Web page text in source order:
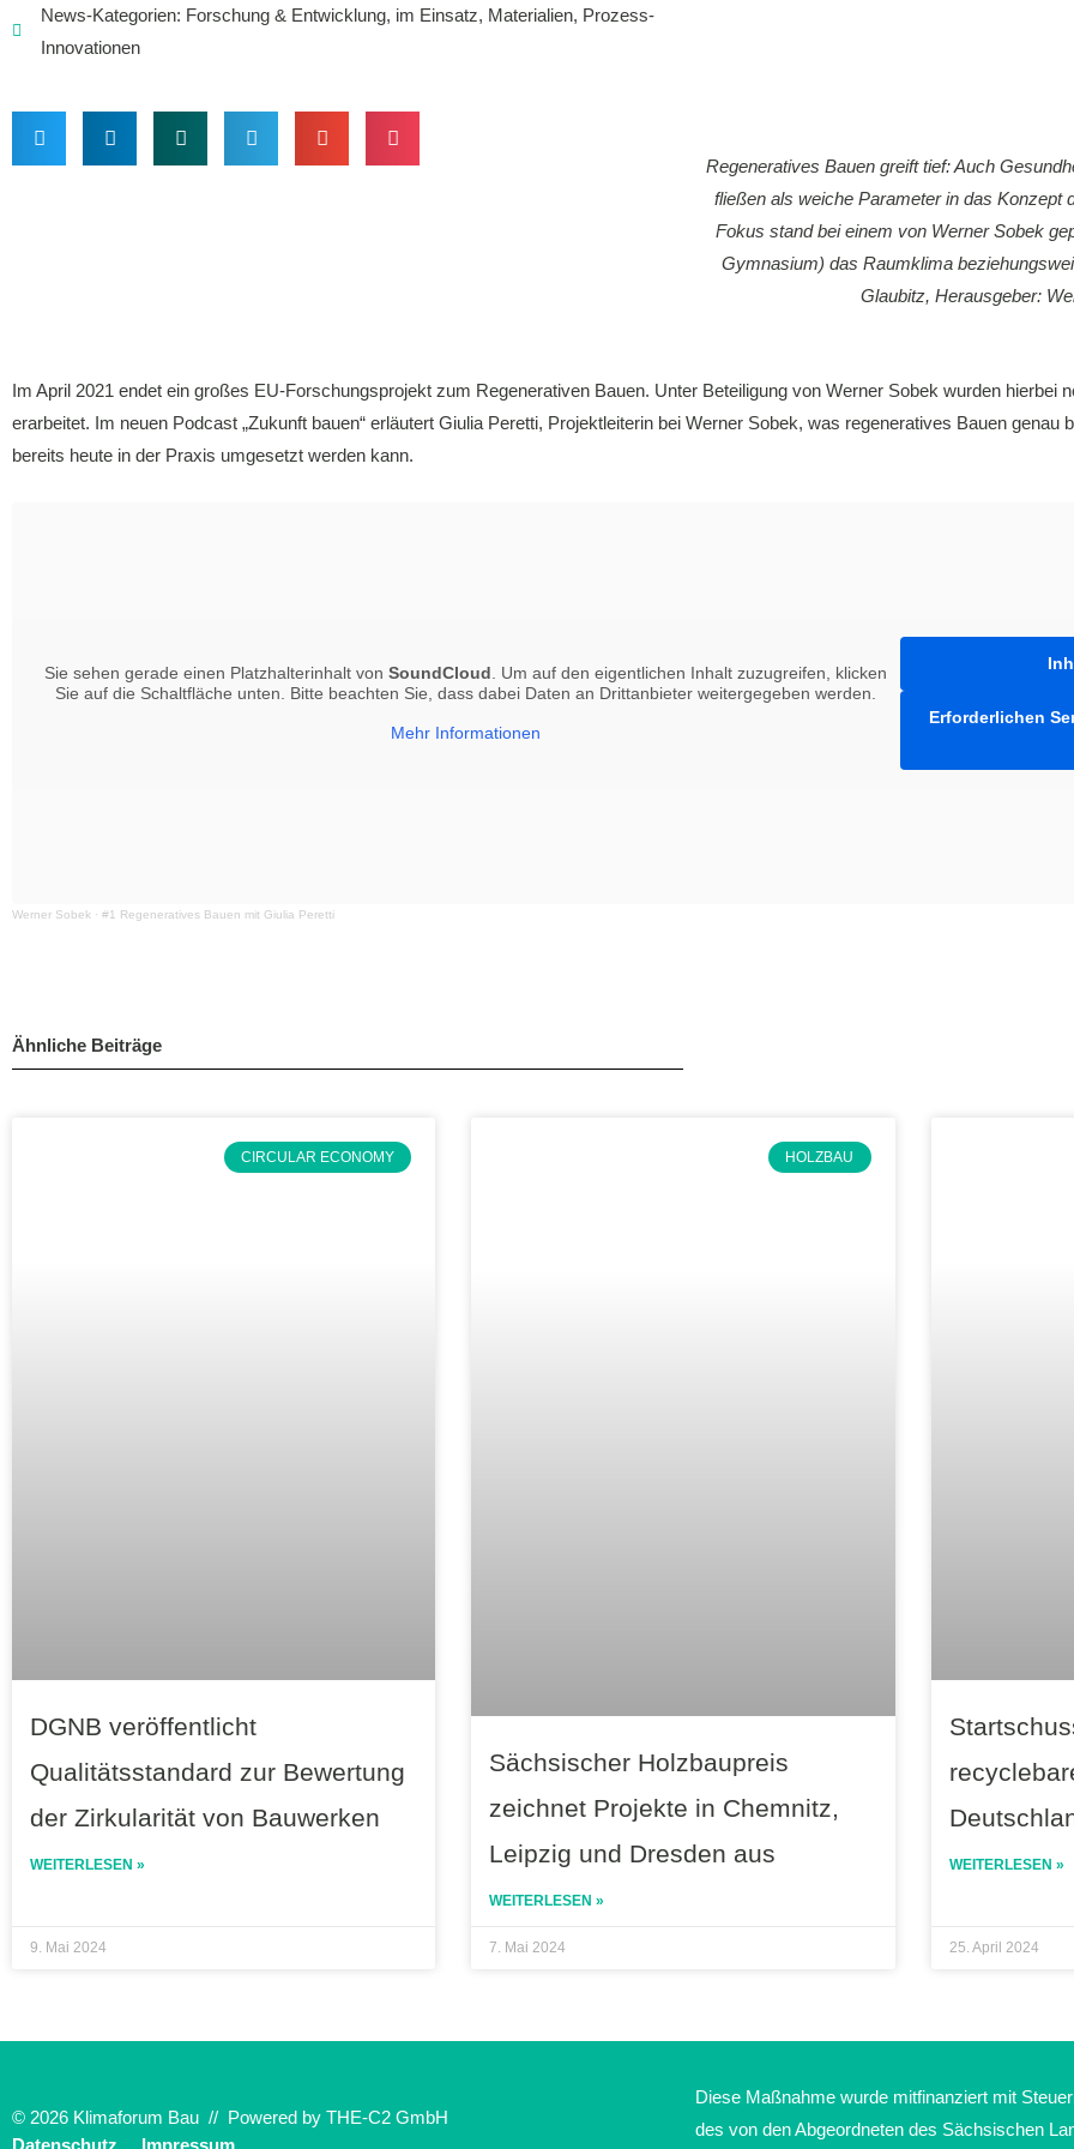
News-Kategorien: Forschung & Entwicklung, im Einsatz, Materialien, Prozess-
Innovationen
Regeneratives Bauen greift tief: Auch
fließen als weiche Parameter in das Konzept
Fokus stand bei einem von Werner Sobek
Gymnasium) das Raumklima
Glaubitz, Herausgeber:
Im April 2021 endet ein großes EU-Forschungsprojekt zum Regenerativen Bauen. Unter Beteiligung von Werner Sobek wurden hierbei
erarbeitet. Im neuen Podcast „Zukunft bauen“ erläutert Giulia Peretti, Projektleiterin bei Werner Sobek, was regeneratives Bauen genau
bereits heute in der Praxis umgesetzt werden kann.
Sie sehen gerade einen Platzhalterinhalt vonSoundCloud . Um auf den eigentlichen Inhalt zuzugreifen, klicken
Sie auf die Schaltfläche unten. Bitte beachten Sie, dass dabei Daten an Drittanbieter weitergegeben werden.
Mehr Informationen
Erforderlichen
Werner Sobek · #1 Regeneratives Bauen mit Giulia Peretti
Ähnliche Beiträge
CIRCULAR ECONOMY
DGNB veröffentlicht
Qualitätsstandard zur Bewertung
der Zirkularität von Bauwerken
WEITERLESEN »
9. Mai 2024
HOLZBAU
Sächsischer Holzbaupreis
zeichnet Projekte in Chemnitz,
Leipzig und Dresden aus
WEITERLESEN »
7. Mai 2024
WEITERLESEN »
25. April 2024
© 2026 Klimaforum Bau // Powered by THE-C2 GmbH
Datenschutz
Impressum
Diese Maßnahme wurde mitfinanziert mit
des von den Abgeordneten des Sächsischen